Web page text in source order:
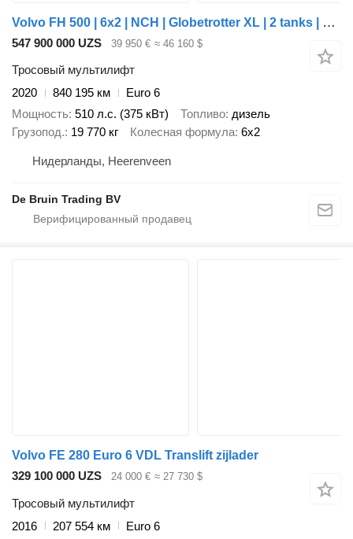
Volvo FH 500 | 6x2 | NCH | Globetrotter XL | 2 tanks | Retarder | Stee
547 900 000 UZS 39 950 € ≈ 46 160 $
Тросовый мультилифт
2020
840 195 км
Euro 6
Мощность 510 л.с. (375 кВт) Топливо дизель
Грузопод. 19 770 кг Колесная формула 6x2
Нидерланды, Heerenveen
De Bruin Trading BV
Volvo FE 280 Euro 6 VDL Translift zijlader
329 100 000 UZS
24 000 € ≈ 27 730 $
Тросовый мультилифт
2016
207 554 км
Euro 6